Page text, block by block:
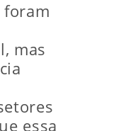
foram
mas
essa